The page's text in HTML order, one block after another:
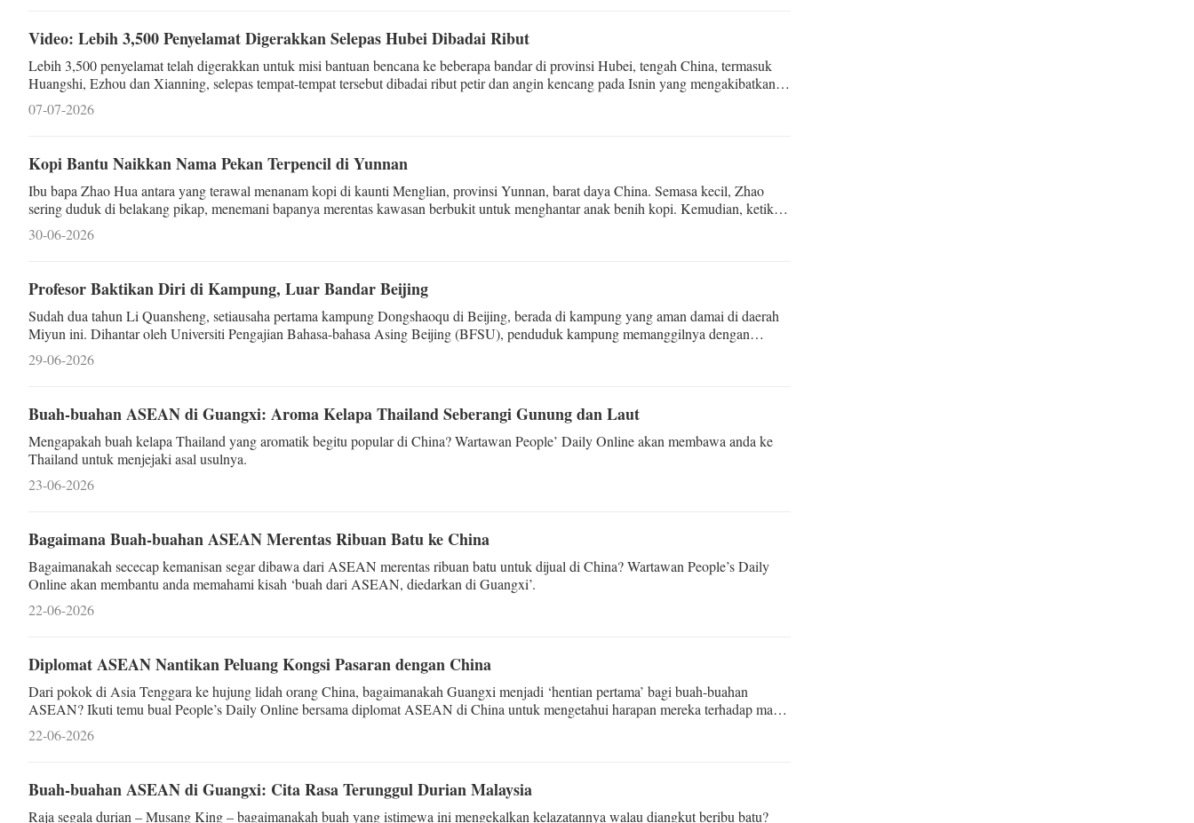
Video: Lebih 3,500 Penyelamat Digerakkan Selepas Hubei Dibadai Ribut
Lebih 3,500 penyelamat telah digerakkan untuk misi bantuan bencana ke beberapa bandar di provinsi Hubei, tengah China, termasuk
Huangshi, Ezhou dan Xianning, selepas tempat-tempat tersebut dibadai ribut petir dan angin kencang pada Isnin yang mengakibatkan
lapan maut dan seorang hilang.
07-07-2026
Kopi Bantu Naikkan Nama Pekan Terpencil di Yunnan
Ibu bapa Zhao Hua antara yang terawal menanam kopi di kaunti Menglian, provinsi Yunnan, barat daya China. Semasa kecil, Zhao
sering duduk di belakang pikap, menemani bapanya merentas kawasan berbukit untuk menghantar anak benih kopi. Kemudian, ketika
mengasing-asingkan barang milik bapanya, dia terj
30-06-2026
Profesor Baktikan Diri di Kampung, Luar Bandar Beijing
Sudah dua tahun Li Quansheng, setiausaha pertama kampung Dongshaoqu di Beijing, berada di kampung yang aman damai di daerah
Miyun ini. Dihantar oleh Universiti Pengajian Bahasa-bahasa Asing Beijing (BFSU), penduduk kampung memanggilnya dengan
gelaran mesra “Cikgu Li”. Sekejap sahaja, dia sudah pun d
29-06-2026
Buah-buahan ASEAN di Guangxi: Aroma Kelapa Thailand Seberangi Gunung dan Laut
Mengapakah buah kelapa Thailand yang aromatik begitu popular di China? Wartawan People’ Daily Online akan membawa anda ke
Thailand untuk menjejaki asal usulnya.
23-06-2026
Bagaimana Buah-buahan ASEAN Merentas Ribuan Batu ke China
Bagaimanakah sececap kemanisan segar dibawa dari ASEAN merentas ribuan batu untuk dijual di China? Wartawan People’s Daily
Online akan membantu anda memahami kisah ‘buah dari ASEAN, diedarkan di Guangxi’.
22-06-2026
Diplomat ASEAN Nantikan Peluang Kongsi Pasaran dengan China
Dari pokok di Asia Tenggara ke hujung lidah orang China, bagaimanakah Guangxi menjadi ‘hentian pertama’ bagi buah-buahan
ASEAN? Ikuti temu bual People’s Daily Online bersama diplomat ASEAN di China untuk mengetahui harapan mereka terhadap masa
depan perdagangan buah!
22-06-2026
Buah-buahan ASEAN di Guangxi: Cita Rasa Terunggul Durian Malaysia
Raja segala durian – Musang King – bagaimanakah buah yang istimewa ini mengekalkan kelazatannya walau diangkut beribu batu?